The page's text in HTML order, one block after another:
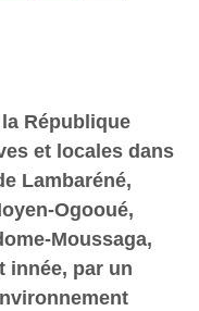
République
et locales dans
Lambaréné,
Ogooué,
Moussaga,
innée, par un